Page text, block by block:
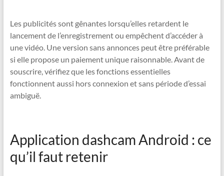
Les publicités sont gênantes lorsqu’elles retardent le
lancement de l’enregistrement ou empêchent d’accéder à
une vidéo. Une version sans annonces peut être préférable
si elle propose un paiement unique raisonnable. Avant de
souscrire, vérifiez que les fonctions essentielles
fonctionnent aussi hors connexion et sans période d’essai
ambiguë.
Application dashcam Android : ce
qu’il faut retenir